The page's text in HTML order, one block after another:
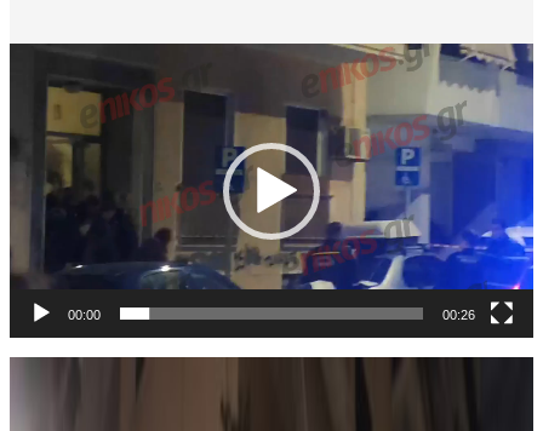
Πρόγραμμα
00:00 00:26